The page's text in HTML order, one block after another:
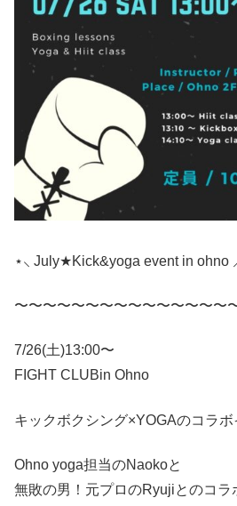
⋆⸜ July★Kick&yoga event in ohno
〜〜〜〜〜〜〜〜〜〜〜〜〜〜〜
7/26(土)13:00〜
FIGHT CLUBin Ohno
キックボクシング×YOGAのコラボ
Ohno yoga担当のNaokoと
無敗の男！元プロのRyujiとのコ